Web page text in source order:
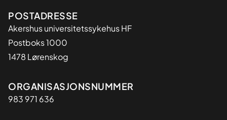
Adresse
POSTADRESSE
Akershus universitetssykehus HF
Postboks 1000
1478 Lørenskog
Organisasjon
ORGANISASJONSNUMMER
983 971 636